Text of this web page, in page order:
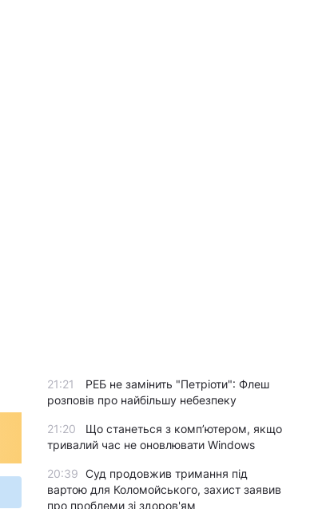
21:21
РЕБ не замінить "Петріоти": Флеш
розповів про найбільшу небезпеку
21:20
Що станеться з комп’ютером, якщо
тривалий час не оновлювати Windows
20:39 Суд продовжив тримання під
вартою для Коломойського, захист заявив
про проблеми зі здоров'ям